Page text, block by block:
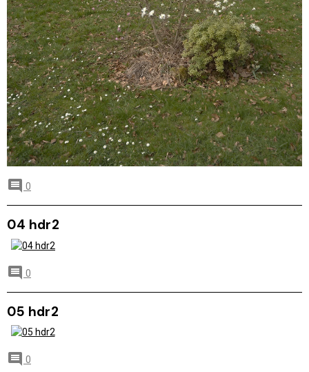
0
04 hdr2
0
05 hdr2
0